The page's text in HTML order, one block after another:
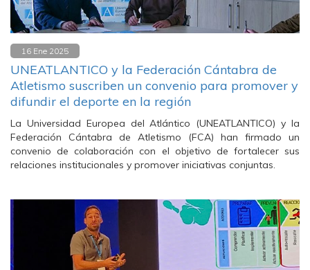
16 Ene 2025
UNEATLANTICO y la Federación Cántabra de
Atletismo suscriben un convenio para promover y
difundir el deporte en la región
La Universidad Europea del Atlántico (UNEATLANTICO) y la
Federación Cántabra de Atletismo (FCA) han firmado un
convenio de colaboración con el objetivo de fortalecer sus
relaciones institucionales y promover iniciativas conjuntas.